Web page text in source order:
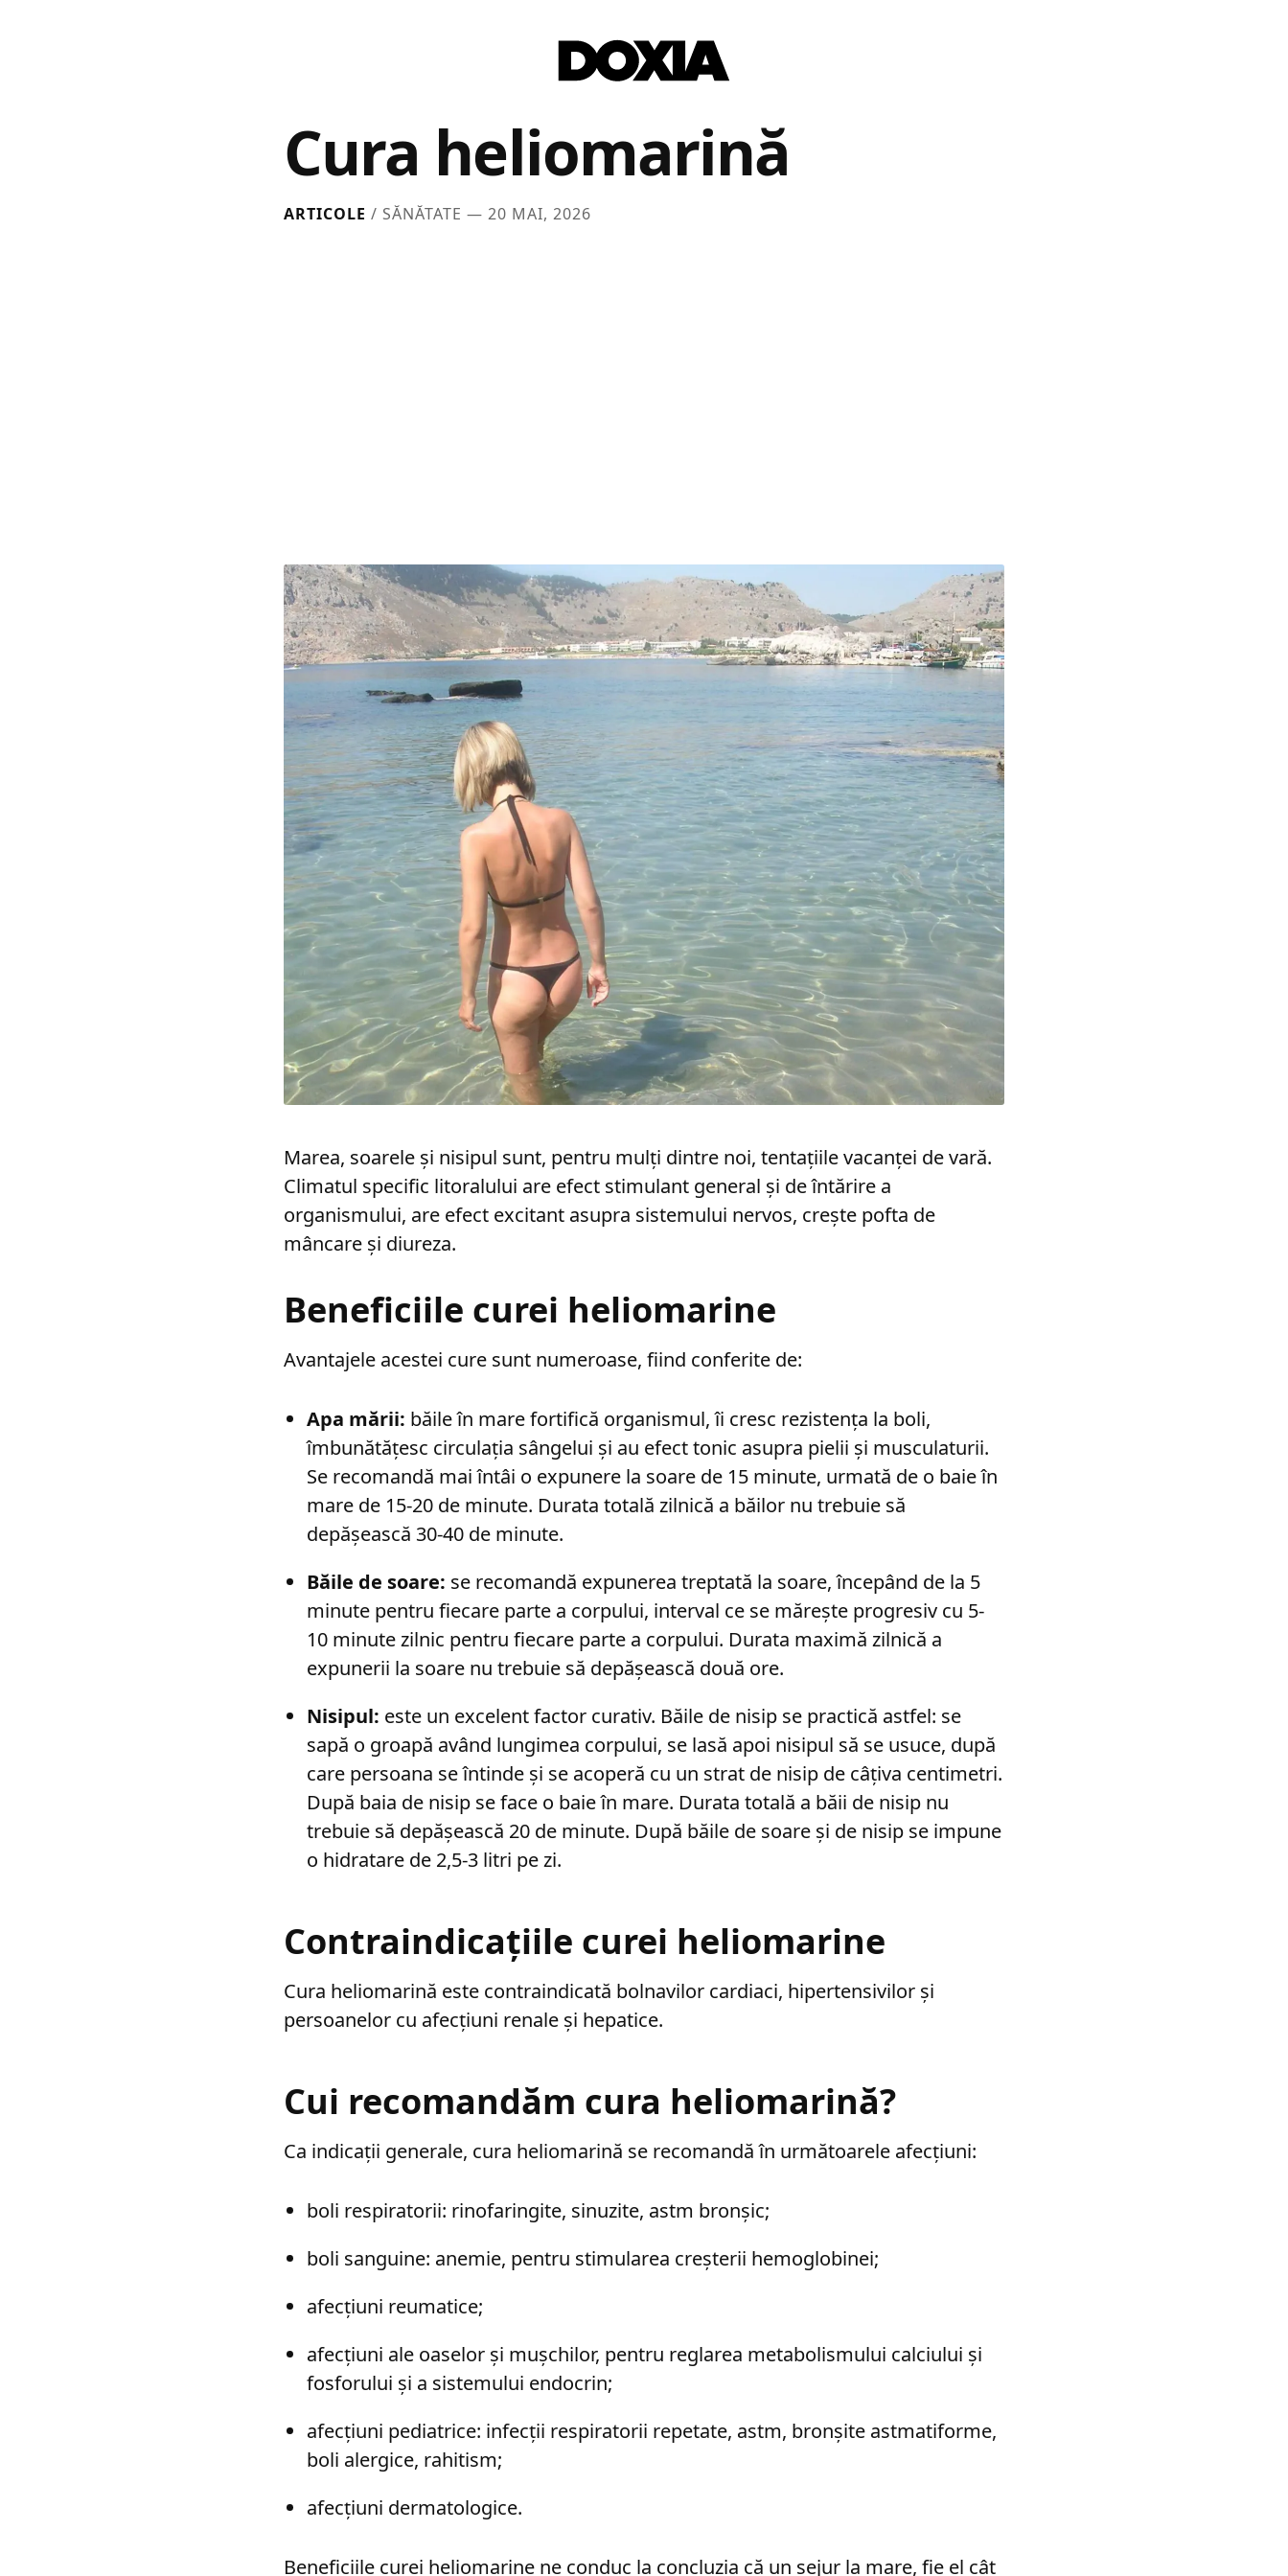
Cura heliomarină
ARTICOLE / SĂNĂTATE — 20 MAI, 2026
Marea, soarele și nisipul sunt, pentru mulți dintre noi, tentațiile vacanței de vară.
Climatul specific litoralului are efect stimulant general și de întărire a
organismului, are efect excitant asupra sistemului nervos, crește pofta de
mâncare și diureza.
Beneficiile curei heliomarine
Avantajele acestei cure sunt numeroase, fiind conferite de:
Apa mării: băile în mare fortifică organismul, îi cresc rezistența la boli,
îmbunătățesc circulația sângelui și au efect tonic asupra pielii și musculaturii.
Se recomandă mai întâi o expunere la soare de 15 minute, urmată de o baie în
mare de 15-20 de minute. Durata totală zilnică a băilor nu trebuie să
depășească 30-40 de minute.
Băile de soare: se recomandă expunerea treptată la soare, începând de la 5
minute pentru fiecare parte a corpului, interval ce se mărește progresiv cu 5-
10 minute zilnic pentru fiecare parte a corpului. Durata maximă zilnică a
expunerii la soare nu trebuie să depășească două ore.
Nisipul: este un excelent factor curativ. Băile de nisip se practică astfel: se
sapă o groapă având lungimea corpului, se lasă apoi nisipul să se usuce, după
care persoana se întinde și se acoperă cu un strat de nisip de câțiva centimetri.
După baia de nisip se face o baie în mare. Durata totală a băii de nisip nu
trebuie să depășească 20 de minute. După băile de soare și de nisip se impune
o hidratare de 2,5-3 litri pe zi.
Contraindicațiile curei heliomarine
Cura heliomarină este contraindicată bolnavilor cardiaci, hipertensivilor și
persoanelor cu afecțiuni renale și hepatice.
Cui recomandăm cura heliomarină?
Ca indicații generale, cura heliomarină se recomandă în următoarele afecțiuni:
boli respiratorii: rinofaringite, sinuzite, astm bronșic;
boli sanguine: anemie, pentru stimularea creșterii hemoglobinei;
afecțiuni reumatice;
afecțiuni ale oaselor și mușchilor, pentru reglarea metabolismului calciului și
fosforului și a sistemului endocrin;
afecțiuni pediatrice: infecții respiratorii repetate, astm, bronșite astmatiforme,
boli alergice, rahitism;
afecțiuni dermatologice.
Beneficiile curei heliomarine ne conduc la concluzia că un sejur la mare, fie el cât